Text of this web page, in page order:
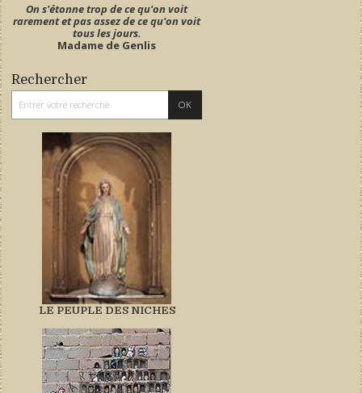
On s'étonne trop de ce qu'on voit
rarement et pas assez de ce qu'on voit
tous les jours.
Madame de Genlis
Rechercher
LE PEUPLE DES NICHES